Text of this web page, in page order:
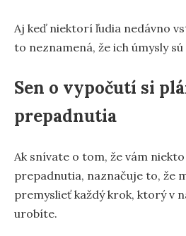
Aj keď niektorí ľudia nedávno
to neznamená, že ich úmysly
Sen o vypočutí si
prepadnutia
Ak snívate o tom, že vám
prepadnutia, naznačuje to, že
premyslieť každý krok, ktorý v
urobíte.